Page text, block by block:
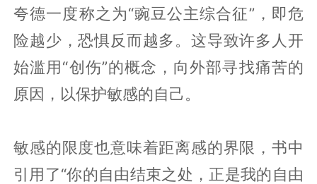
夸德一度称之为“豌豆公主综合征”，即危
险越少，恐惧反而越多。这导致许多人开
始滥用“创伤”的概念，向外部寻找痛苦的
原因，以保护敏感的自己。
敏感的限度也意味着距离感的界限，书中
引用了“你的自由结束之处，正是我的自由